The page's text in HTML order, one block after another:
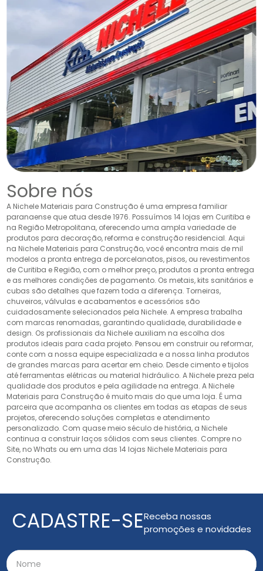
Sobre nós
A Nichele Materiais para Construção é uma empresa familiar
paranaense que atua desde 1976. Possuímos 14 lojas em Curitiba e
na Região Metropolitana, oferecendo uma ampla variedade de
produtos para decoração, reforma e construção residencial. Aqui
na Nichele Materiais para Construção, você encontra mais de mil
modelos a pronta entrega de porcelanatos, pisos, ou revestimentos
de Curitiba e Região, com o melhor preço, produtos a pronta entrega
e as melhores condições de pagamento. Os metais, kits sanitários e
cubas são detalhes que fazem toda a diferença. Torneiras,
chuveiros, válvulas e acabamentos e acessórios são
cuidadosamente selecionados pela Nichele. A empresa trabalha
com marcas renomadas, garantindo qualidade, durabilidade e
design. Os profissionais da Nichele auxiliam na escolha dos
produtos ideais para cada projeto. Pensou em construir ou reformar,
conte com a nossa equipe especializada e a nossa linha produtos
de grandes marcas para acertar em cheio. Desde cimento e tijolos
até ferramentas elétricas ou material hidráulico. A Nichele preza pela
qualidade dos produtos e pela agilidade na entrega. A Nichele
Materiais para Construção é muito mais do que uma loja. É uma
parceira que acompanha os clientes em todas as etapas de seus
projetos, oferecendo soluções completas e atendimento
personalizado. Com quase meio século de história, a Nichele
continua a construir laços sólidos com seus clientes. Compre no
Site, no Whats ou em uma das 14 lojas Nichele Materiais para
Construção.
CADASTRE-SEReceba nossas
promoções e novidades